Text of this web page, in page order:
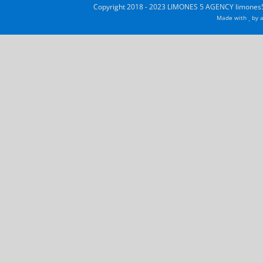
Copyright 2018 - 2023 LIMONES 5 AGENCY
Made with by